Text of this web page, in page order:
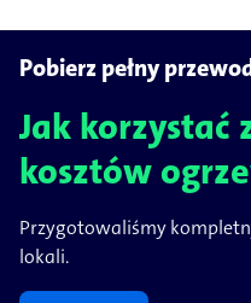
Pobierz pełny
Jak korzystać
kosztów
Przygotowaliśmy
lokali.